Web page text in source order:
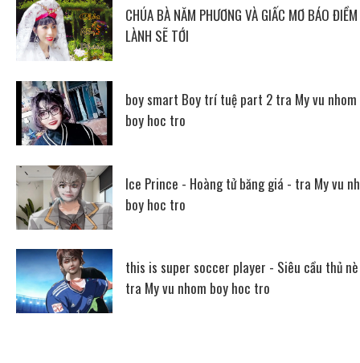
CHÚA BÀ NĂM PHƯƠNG VÀ GIẤC MƠ BÁO ĐIỀM
LÀNH SẼ TỚI
boy smart Boy trí tuệ part 2 tra My vu nhom
boy hoc tro
Ice Prince - Hoàng tử băng giá - tra My vu
boy hoc tro
this is super soccer player - Siêu cầu thủ
tra My vu nhom boy hoc tro